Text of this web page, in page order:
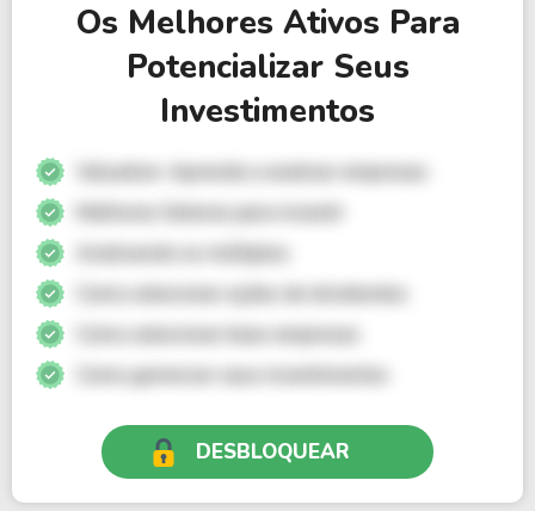
Os Melhores Ativos Para
Potencializar Seus
Investimentos
Valuation: Aprenda a analisar empresas
Melhores Setores para investir
Analisando os múltiplos
Como selecionar boas empresas
Como gerenciar seus investimentos
DESBLOQUEAR